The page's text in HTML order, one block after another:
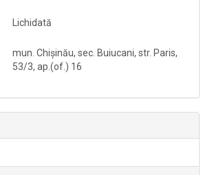
Lichidată
mun. Chişinău, sec. Buiucani, str. Paris,
53/3, ap.(of.) 16